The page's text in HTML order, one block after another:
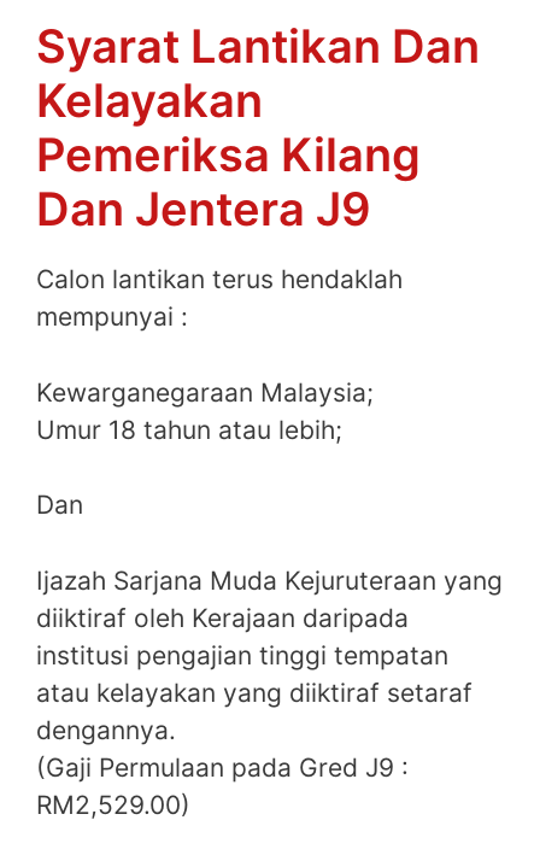
Syarat Lantikan Dan
Kelayakan
Pemeriksa Kilang
Dan Jentera J9
Calon lantikan terus hendaklah
mempunyai :
Kewarganegaraan Malaysia;
Umur 18 tahun atau lebih;
Dan
Ijazah Sarjana Muda Kejuruteraan yang
diiktiraf oleh Kerajaan daripada
institusi pengajian tinggi tempatan
atau kelayakan yang diiktiraf setaraf
dengannya.
(Gaji Permulaan pada Gred J9 :
RM2,529.00)